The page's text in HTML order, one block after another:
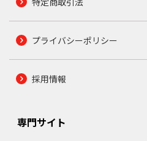
プライバシーポリシー
採用情報
専門サイト